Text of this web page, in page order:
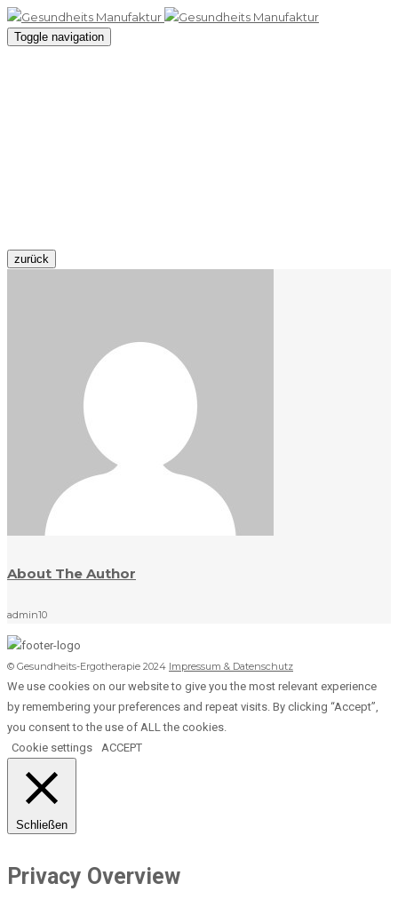
Toggle navigation
zurück
About The Author
admin10
© Gesundheits-Ergotherapie 2024 Impressum & Datenschutz
We use cookies on our website to give you the most relevant experience
by remembering your preferences and repeat visits. By clicking “Accept”,
you consent to the use of ALL the cookies.
Cookie settings
ACCEPT
Schließen
Privacy Overview